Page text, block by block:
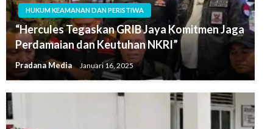
HUKUM KEAMANAN DAN PERISTIWA
“Hercules Tegaskan GRIB Jaya Komitmen Jaga
Perdamaian dan Keutuhan NKRI”
Pradana Media Januari 16, 2025